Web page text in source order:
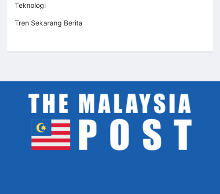
Teknologi
Tren Sekarang Berita